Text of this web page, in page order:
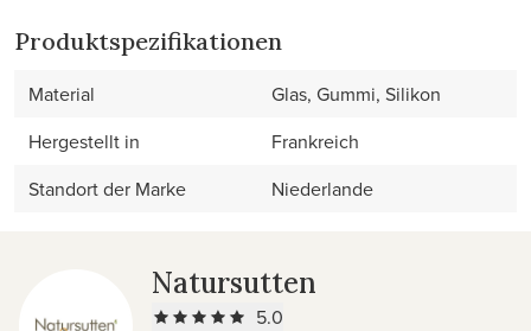
Produktspezifikationen
Material
Glas, Gummi, Silikon
Hergestellt in
Frankreich
Standort der Marke
Niederlande
Natursutten
5.0